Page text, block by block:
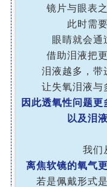
镜片与眼表
此时需
眼睛就会通
借助泪液把
泪液越多，带
让失氧泪液与
因此透氧性问题
以及泪
我们
离焦软镜的氧气
若是佩戴形式